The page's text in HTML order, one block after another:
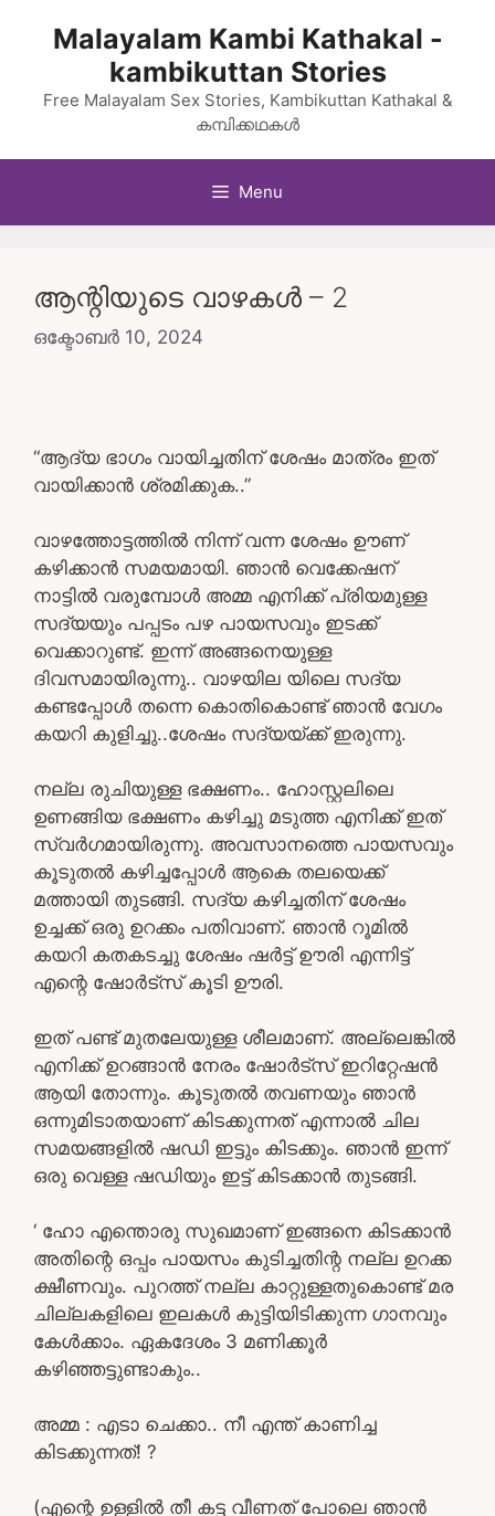
Malayalam Kambi Kathakal -
kambikuttan Stories
Free Malayalam Sex Stories, Kambikuttan Kathakal &
കമ്പിക്കഥകൾ
Menu
ആന്റിയുടെ വാഴകൾ – 2
ഒക്ടോബർ 10, 2024
“ആദ്യ ഭാഗം വായിച്ചതിന് ശേഷം മാത്രം ഇത്
വായിക്കാൻ ശ്രമിക്കുക..”
വാഴത്തോട്ടത്തിൽ നിന്ന് വന്ന ശേഷം ഊണ്
കഴിക്കാൻ സമയമായി. ഞാൻ വെക്കേഷന്
നാട്ടിൽ വരുമ്പോൾ അമ്മ എനിക്ക് പ്രിയമുള്ള
സദ്യയും പപ്പടം പഴ പായസവും ഇടക്ക്
വെക്കാറുണ്ട്. ഇന്ന് അങ്ങനെയുള്ള
ദിവസമായിരുന്നു.. വാഴയില യിലെ സദ്യ
കണ്ടപ്പോൾ തന്നെ കൊതികൊണ്ട് ഞാൻ വേഗം
കയറി കുളിച്ചു..ശേഷം സദ്യയ്ക്ക് ഇരുന്നു.
നല്ല രുചിയുള്ള ഭക്ഷണം.. ഹോസ്റ്റലിലെ
ഉണങ്ങിയ ഭക്ഷണം കഴിച്ചു മടുത്ത എനിക്ക് ഇത്
സ്വർഗമായിരുന്നു. അവസാനത്തെ പായസവും
കൂടുതൽ കഴിച്ചപ്പോൾ ആകെ തലയെക്ക്
മത്തായി തുടങ്ങി. സദ്യ കഴിച്ചതിന് ശേഷം
ഉച്ചക്ക് ഒരു ഉറക്കം പതിവാണ്. ഞാൻ റൂമിൽ
കയറി കതകടച്ചു ശേഷം ഷർട്ട്‌ ഊരി എന്നിട്ട്
എന്റെ ഷോർട്സ് കൂടി ഊരി.
ഇത് പണ്ട് മുതലേയുള്ള ശീലമാണ്. അല്ലെങ്കിൽ
എനിക്ക് ഉറങ്ങാൻ നേരം ഷോർട്സ് ഇറിറ്റേഷൻ
ആയി തോന്നും. കൂടുതൽ തവണയും ഞാൻ
ഒന്നുമിടാതയാണ് കിടക്കുന്നത് എന്നാൽ ചില
സമയങ്ങളിൽ ഷഡി ഇട്ടും കിടക്കും. ഞാൻ ഇന്ന്
ഒരു വെള്ള ഷഡിയും ഇട്ട് കിടക്കാൻ തുടങ്ങി.
‘ ഹോ എന്തൊരു സുഖമാണ് ഇങ്ങനെ കിടക്കാൻ
അതിന്റെ ഒപ്പം പായസം കുടിച്ചതിന്റ നല്ല ഉറക്ക
ക്ഷീണവും. പുറത്ത് നല്ല കാറ്റുള്ളതുകൊണ്ട് മര
ചില്ലകളിലെ ഇലകൾ കുട്ടിയിടിക്കുന്ന ഗാനവും
കേൾക്കാം. ഏകദേശം 3 മണിക്കൂർ
കഴിഞ്ഞട്ടുണ്ടാകും..
അമ്മ : എടാ ചെക്കാ.. നീ എന്ത് കാണിച്ച
കിടക്കുന്നത്! ?
(എന്റെ ഉള്ളിൽ തീ കട്ട വീണത് പോലെ ഞാൻ